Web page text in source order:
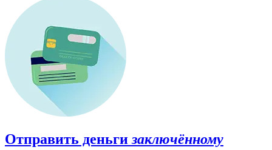
Отправить деньги заключённому